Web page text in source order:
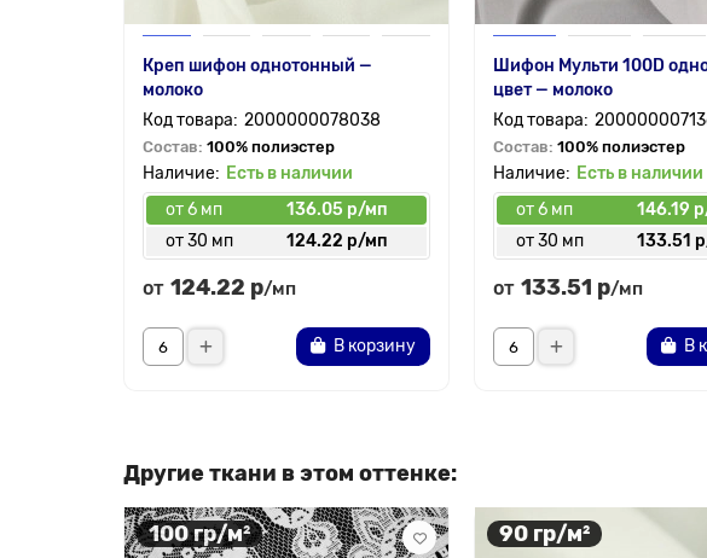
Креп шифон однотонный —
молоко
2000000078038
Состав: 100% полиэстер
Есть в наличии
от 6 мп
136.05 р/мп
от 30 мп
124.22 р/мп
от 124.22 р/мп
В корзину
Шифон Мульти 100D
цвет — молоко
Состав: 100% полиэстер
Есть в наличии
от 6 мп
146.19
от 30 мп
133.51
от 133.51 р/мп
В
Другие ткани в этом оттенке:
100 гр/м² 90 гр/м²